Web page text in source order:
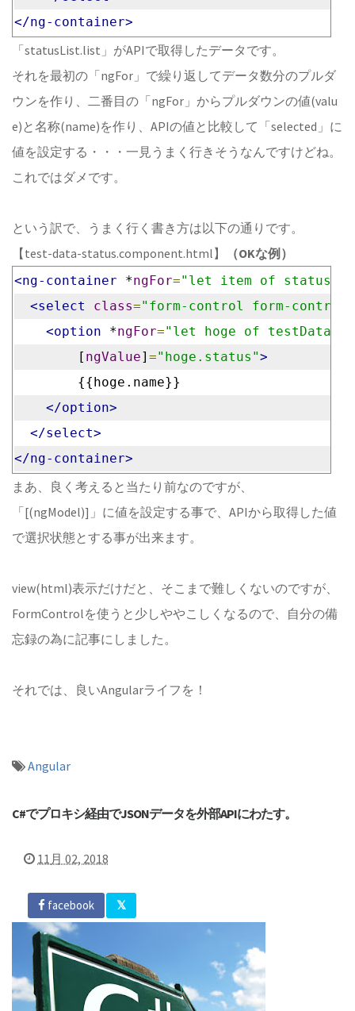
</ng-container>
「statusList.list」がAPIで取得したデータです。
それを最初の「ngFor」で繰り返してデータ数分のプルダ
ウンを作り、二番目の「ngFor」からプルダウンの値(valu
e)と名称(name)を作り、APIの値と比較して「selected」に
値を設定する・・・一見うまく行きそうなんですけどね。
これではダメです。
という訳で、うまく行く書き方は以下の通りです。
【test-data-status.component.html】
（OKな例）
<ng-container *ngFor="let item of
<select
class="form-control form-control-
<option *ngFor="let hoge of
        [
ngValue] ="hoge.status">
        {{hoge.name}}
</option>
</select>
</ng-container>
まあ、良く考えると当たり前なのですが、
「[(ngModel)]」に値を設定する事で、APIから取得した値
で選択状態とする事が出来ます。
view(html)表示だけだと、そこまで難しくないのですが、
FormControlを使うと少しややこしくなるので、自分の備
忘録の為に記事にしました。
それでは、良いAngularライフを！
Angular
C#でプロキシ経由でJSONデータを外部APIにわたす。
11月 02, 2018
facebook